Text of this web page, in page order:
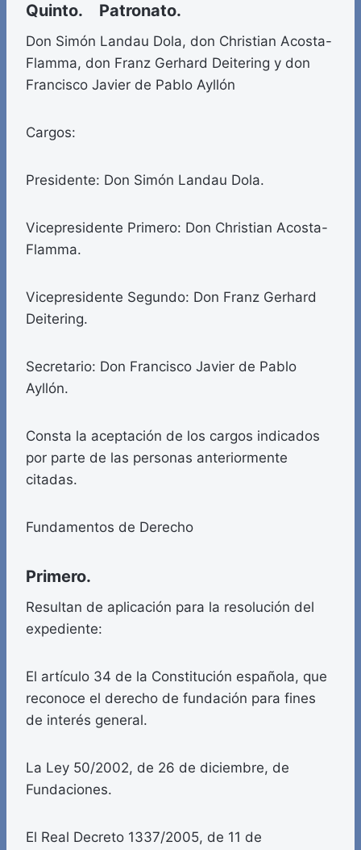
Quinto. Patronato.
Don Simón Landau Dola, don Christian Acosta-
Flamma, don Franz Gerhard Deitering y don
Francisco Javier de Pablo Ayllón
Cargos:
Presidente: Don Simón Landau Dola.
Vicepresidente Primero: Don Christian Acosta-
Flamma.
Vicepresidente Segundo: Don Franz Gerhard
Deitering.
Secretario: Don Francisco Javier de Pablo
Ayllón.
Consta la aceptación de los cargos indicados
por parte de las personas anteriormente
citadas.
Fundamentos de Derecho
Primero.
Resultan de aplicación para la resolución del
expediente:
El artículo 34 de la Constitución española, que
reconoce el derecho de fundación para fines
de interés general.
La Ley 50/2002, de 26 de diciembre, de
Fundaciones.
El Real Decreto 1337/2005, de 11 de